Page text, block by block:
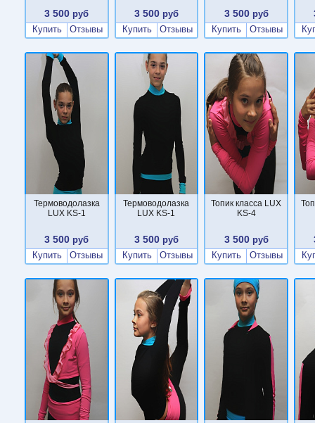
3 500 руб
Купить
Отзывы
3 500 руб
Купить
Отзывы
3 500руб
Купить
Отзывы
Термоводолазка
LUX KS-1
3 500 руб
Купить
Отзывы
Термоводолазка
LUX KS-1
3 500 руб
Купить
Отзывы
Топик класса LUX
KS-4
3 500руб
Купить
Отзывы